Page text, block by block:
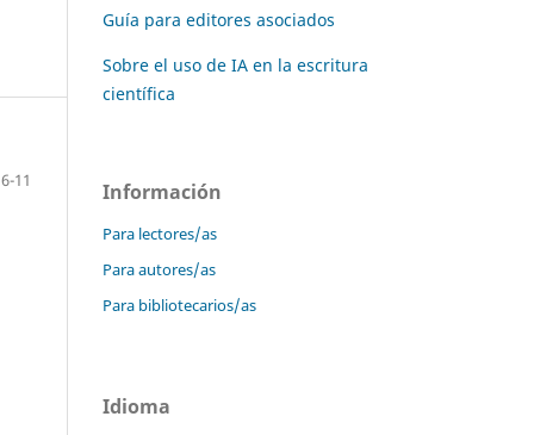
6-11
Guía para editores asociados
Sobre el uso de IA en la escritura
científica
Información
Para lectores/as
Para autores/as
Para bibliotecarios/as
Idioma